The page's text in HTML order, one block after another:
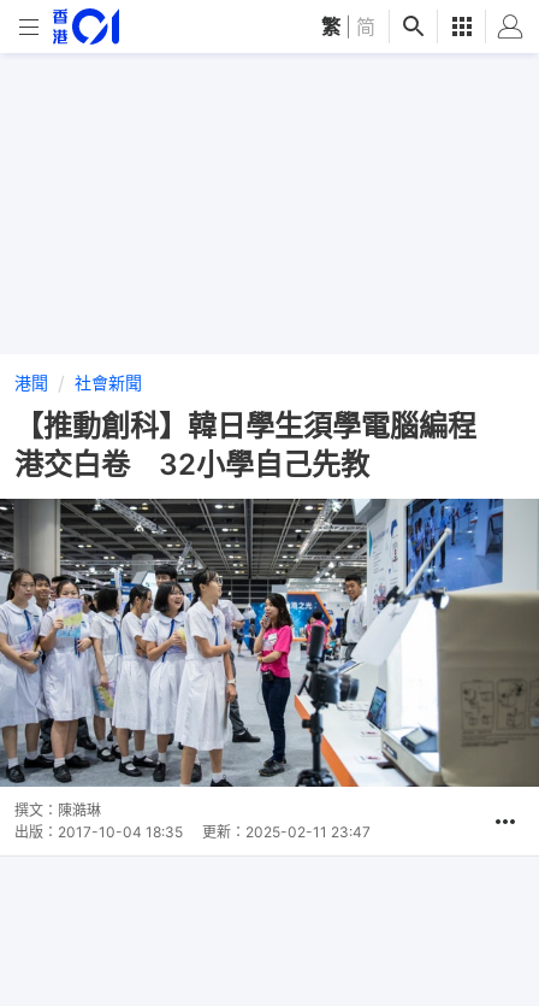
繁 简
港聞 社會新聞
【推動創科】韓日學生須學電腦編程
港交白卷 32小學自己先教
撰文： 陳澔琳
出版： 2017-10-04 18:35 更新： 2025-02-11 23:47